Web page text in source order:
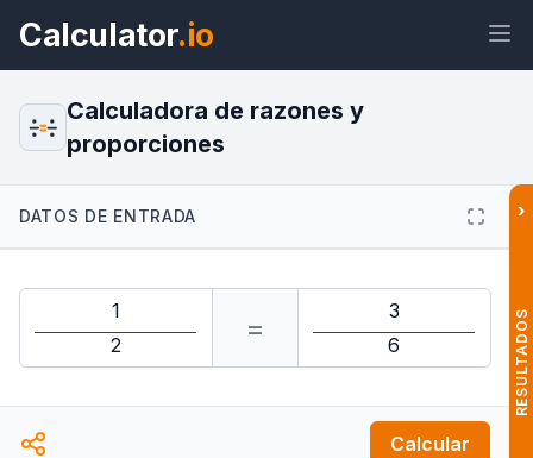
Calculator.io
Calculadora de razones y
proporciones
DATOS DE ENTRADA
=
Calcular
›
RESULTADOS